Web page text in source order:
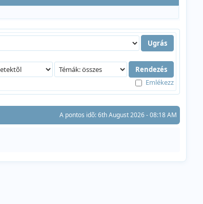
Emlékezz
A pontos idõ: 6th August 2026 - 08:18 AM